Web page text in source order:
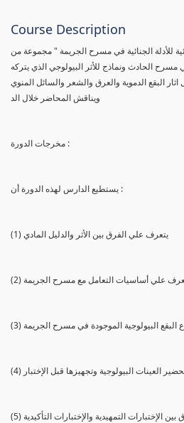
Course Description
للأدلة الجنائية في مسرح الجريمة " مجموعة من
مسرح الحادث ونماذج للأثر البيولوجي الذي يتركه
البقع الدموية والعرق والشعر والسائل المنوي
ويناقش المحاضر خلال الد
مخرجات الدورة :
يستطيع الدارس لهذه الدورة أن :
(1) يتعرف علي الفرق بين الأثر والدليل المادي
يتعرف علي أساسيات التعامل مع مسرح الجريمة
البقع البيولوجية الموجودة في مسرح الجريمة
العينات البيولوجية وتجهيزها قبل الإختبار
بين الإختبارات التمهيدية والإختبارات التأكيدية